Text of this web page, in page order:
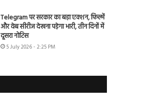
Telegram पर सरकार का बड़ा एक्शन, फिल्में
और वेब सीरीज देखना पड़ेगा भारी, तीन दिनों में
दूसरा नोटिस
5 July 2026 - 2:25 PM